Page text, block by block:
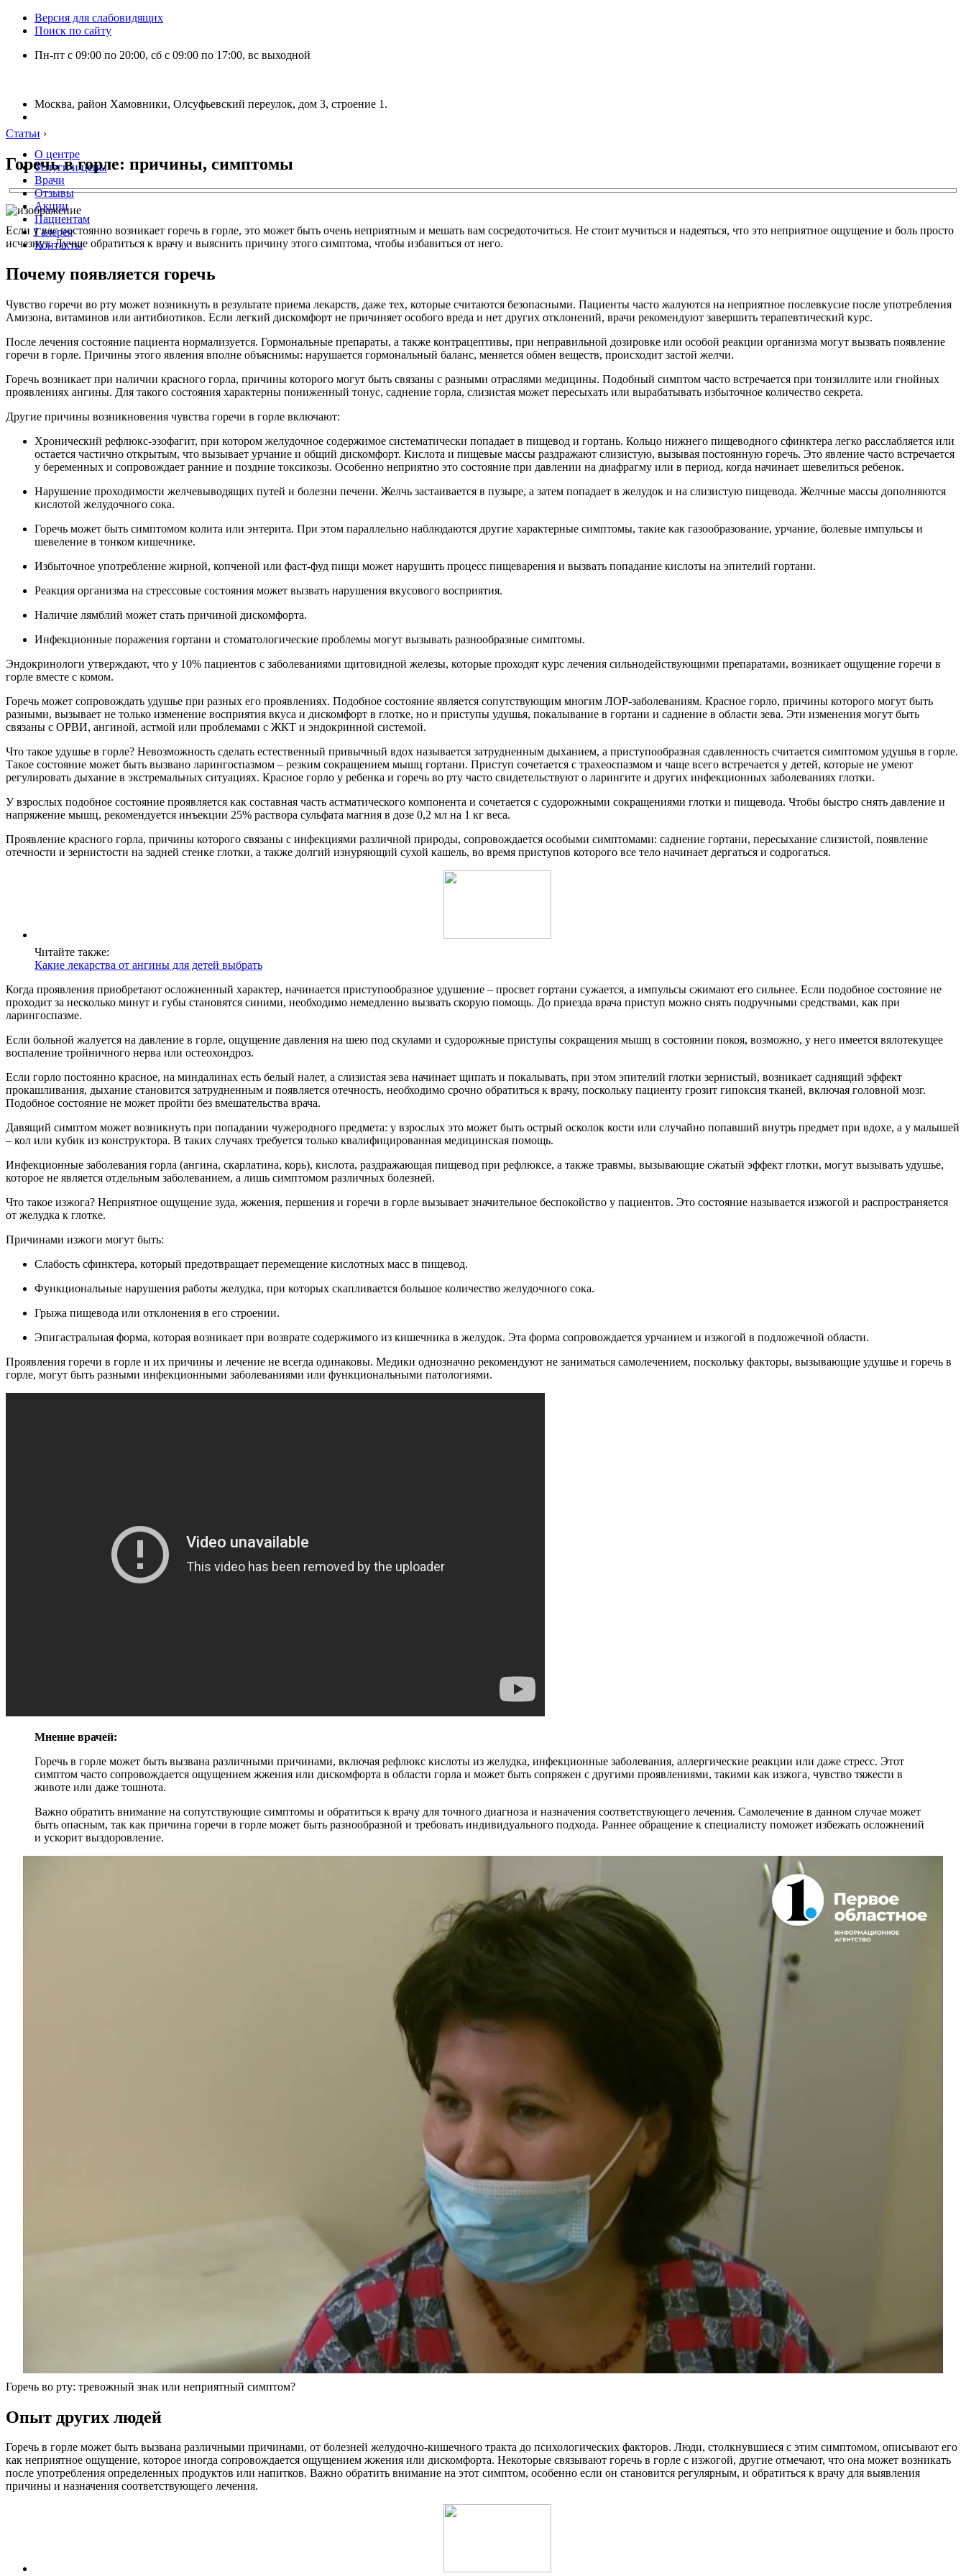
Версия для слабовидящих
Поиск по сайту
Пн-пт с 09:00 по 20:00, сб с 09:00 по 17:00, вс выходной
Москва, район Хамовники, Олсуфьевский переулок, дом 3, строение 1.
О центре
Услуги и цены
Врачи
Отзывы
Акции
Пациентам
Галерея
Контакты
Статьи ›
Горечь в горле: причины, симптомы
Если у вас постоянно возникает горечь в горле, это может быть очень неприятным и мешать вам сосредоточиться. Не стоит мучиться и надеяться, что это неприятное ощущение и боль просто
исчезнут. Лучше обратиться к врачу и выяснить причину этого симптома, чтобы избавиться от него.
Почему появляется горечь
Чувство горечи во рту может возникнуть в результате приема лекарств, даже тех, которые считаются безопасными. Пациенты часто жалуются на неприятное послевкусие после употребления
Амизона, витаминов или антибиотиков. Если легкий дискомфорт не причиняет особого вреда и нет других отклонений, врачи рекомендуют завершить терапевтический курс.
После лечения состояние пациента нормализуется. Гормональные препараты, а также контрацептивы, при неправильной дозировке или особой реакции организма могут вызвать появление
горечи в горле. Причины этого явления вполне объяснимы: нарушается гормональный баланс, меняется обмен веществ, происходит застой желчи.
Горечь возникает при наличии красного горла, причины которого могут быть связаны с разными отраслями медицины. Подобный симптом часто встречается при тонзиллите или гнойных
проявлениях ангины. Для такого состояния характерны пониженный тонус, саднение горла, слизистая может пересыхать или вырабатывать избыточное количество секрета.
Другие причины возникновения чувства горечи в горле включают:
Хронический рефлюкс-эзофагит, при котором желудочное содержимое систематически попадает в пищевод и гортань. Кольцо нижнего пищеводного сфинктера легко расслабляется или
остается частично открытым, что вызывает урчание и общий дискомфорт. Кислота и пищевые массы раздражают слизистую, вызывая постоянную горечь. Это явление часто встречается
у беременных и сопровождает ранние и поздние токсикозы. Особенно неприятно это состояние при давлении на диафрагму или в период, когда начинает шевелиться ребенок.
Нарушение проходимости желчевыводящих путей и болезни печени. Желчь застаивается в пузыре, а затем попадает в желудок и на слизистую пищевода. Желчные массы дополняются
кислотой желудочного сока.
Горечь может быть симптомом колита или энтерита. При этом параллельно наблюдаются другие характерные симптомы, такие как газообразование, урчание, болевые импульсы и
шевеление в тонком кишечнике.
Избыточное употребление жирной, копченой или фаст-фуд пищи может нарушить процесс пищеварения и вызвать попадание кислоты на эпителий гортани.
Реакция организма на стрессовые состояния может вызвать нарушения вкусового восприятия.
Наличие лямблий может стать причиной дискомфорта.
Инфекционные поражения гортани и стоматологические проблемы могут вызывать разнообразные симптомы.
Эндокринологи утверждают, что у 10% пациентов с заболеваниями щитовидной железы, которые проходят курс лечения сильнодействующими препаратами, возникает ощущение горечи в
горле вместе с комом.
Горечь может сопровождать удушье при разных его проявлениях. Подобное состояние является сопутствующим многим ЛОР-заболеваниям. Красное горло, причины которого могут быть
разными, вызывает не только изменение восприятия вкуса и дискомфорт в глотке, но и приступы удушья, покалывание в гортани и саднение в области зева. Эти изменения могут быть
связаны с ОРВИ, ангиной, астмой или проблемами с ЖКТ и эндокринной системой.
Что такое удушье в горле? Невозможность сделать естественный привычный вдох называется затрудненным дыханием, а приступообразная сдавленность считается симптомом удушья в горле.
Такое состояние может быть вызвано ларингоспазмом – резким сокращением мышц гортани. Приступ сочетается с трахеоспазмом и чаще всего встречается у детей, которые не умеют
регулировать дыхание в экстремальных ситуациях. Красное горло у ребенка и горечь во рту часто свидетельствуют о ларингите и других инфекционных заболеваниях глотки.
У взрослых подобное состояние проявляется как составная часть астматического компонента и сочетается с судорожными сокращениями глотки и пищевода. Чтобы быстро снять давление и
напряжение мышц, рекомендуется инъекции 25% раствора сульфата магния в дозе 0,2 мл на 1 кг веса.
Проявление красного горла, причины которого связаны с инфекциями различной природы, сопровождается особыми симптомами: саднение гортани, пересыхание слизистой, появление
отечности и зернистости на задней стенке глотки, а также долгий изнуряющий сухой кашель, во время приступов которого все тело начинает дергаться и содрогаться.
Читайте также:
Какие лекарства от ангины для детей выбрать
Когда проявления приобретают осложненный характер, начинается приступообразное удушение – просвет гортани сужается, а импульсы сжимают его сильнее. Если подобное состояние не
проходит за несколько минут и губы становятся синими, необходимо немедленно вызвать скорую помощь. До приезда врача приступ можно снять подручными средствами, как при
ларингоспазме.
Если больной жалуется на давление в горле, ощущение давления на шею под скулами и судорожные приступы сокращения мышц в состоянии покоя, возможно, у него имеется вялотекущее
воспаление тройничного нерва или остеохондроз.
Если горло постоянно красное, на миндалинах есть белый налет, а слизистая зева начинает щипать и покалывать, при этом эпителий глотки зернистый, возникает саднящий эффект
прокашливания, дыхание становится затрудненным и появляется отечность, необходимо срочно обратиться к врачу, поскольку пациенту грозит гипоксия тканей, включая головной мозг.
Подобное состояние не может пройти без вмешательства врача.
Давящий симптом может возникнуть при попадании чужеродного предмета: у взрослых это может быть острый осколок кости или случайно попавший внутрь предмет при вдохе, а у малышей
– кол или кубик из конструктора. В таких случаях требуется только квалифицированная медицинская помощь.
Инфекционные заболевания горла (ангина, скарлатина, корь), кислота, раздражающая пищевод при рефлюксе, а также травмы, вызывающие сжатый эффект глотки, могут вызывать удушье,
которое не является отдельным заболеванием, а лишь симптомом различных болезней.
Что такое изжога? Неприятное ощущение зуда, жжения, першения и горечи в горле вызывает значительное беспокойство у пациентов. Это состояние называется изжогой и распространяется
от желудка к глотке.
Причинами изжоги могут быть:
Слабость сфинктера, который предотвращает перемещение кислотных масс в пищевод.
Функциональные нарушения работы желудка, при которых скапливается большое количество желудочного сока.
Грыжа пищевода или отклонения в его строении.
Эпигастральная форма, которая возникает при возврате содержимого из кишечника в желудок. Эта форма сопровождается урчанием и изжогой в подложечной области.
Проявления горечи в горле и их причины и лечение не всегда одинаковы. Медики однозначно рекомендуют не заниматься самолечением, поскольку факторы, вызывающие удушье и горечь в
горле, могут быть разными инфекционными заболеваниями или функциональными патологиями.
Мнение врачей:
Горечь в горле может быть вызвана различными причинами, включая рефлюкс кислоты из желудка, инфекционные заболевания, аллергические реакции или даже стресс. Этот
симптом часто сопровождается ощущением жжения или дискомфорта в области горла и может быть сопряжен с другими проявлениями, такими как изжога, чувство тяжести в
животе или даже тошнота.
Важно обратить внимание на сопутствующие симптомы и обратиться к врачу для точного диагноза и назначения соответствующего лечения. Самолечение в данном случае может
быть опасным, так как причина горечи в горле может быть разнообразной и требовать индивидуального подхода. Раннее обращение к специалисту поможет избежать осложнений
и ускорит выздоровление.
Горечь во рту: тревожный знак или неприятный симптом?
Опыт других людей
Горечь в горле может быть вызвана различными причинами, от болезней желудочно-кишечного тракта до психологических факторов. Люди, столкнувшиеся с этим симптомом, описывают его
как неприятное ощущение, которое иногда сопровождается ощущением жжения или дискомфорта. Некоторые связывают горечь в горле с изжогой, другие отмечают, что она может возникать
после употребления определенных продуктов или напитков. Важно обратить внимание на этот симптом, особенно если он становится регулярным, и обратиться к врачу для выявления
причины и назначения соответствующего лечения.